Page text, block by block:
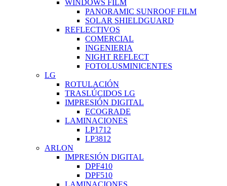
WINDOWS FILM
PANORAMIC SUNROOF FILM
SOLAR SHIELDGUARD
REFLECTIVOS
COMERCIAL
INGENIERIA
NIGHT REFLECT
FOTOLUSMINICENTES
LG
ROTULACIÓN
TRASLÚCIDOS LG
IMPRESIÓN DIGITAL
ECOGRADE
LAMINACIONES
LP1712
LP3812
ARLON
IMPRESIÓN DIGITAL
DPF410
DPF510